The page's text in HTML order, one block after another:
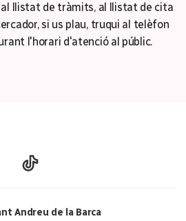
llistat de tràmits, al llistat de cita
si us plau, truqui al telèfon
l'horari d'atenció al públic.
Andreu de la Barca